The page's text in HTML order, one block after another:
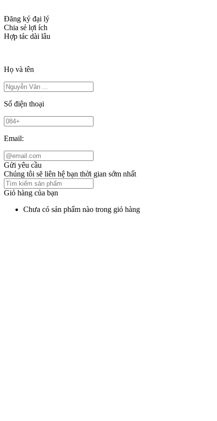
Đăng ký đại lý
Chia sẻ lợi ích
Hợp tác dài lâu
Họ và tên
Số điện thoại
Email:
Gửi yêu cầu
Chúng tôi sẽ liên hệ bạn thời gian sớm nhất
Giỏ hàng của bạn
Chưa có sản phẩm nào trong giỏ hàng